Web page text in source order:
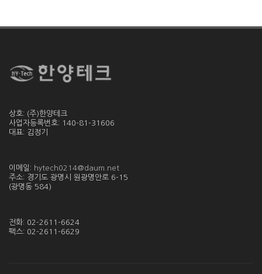
상호: (주)한양테크
사업자등록번호: 140-81-31606
대표: 김정기
이메일: hytech0214@daum.net
주소: 경기도 광명시 원광명안로 6-15
(광명동 584)
전화: 02-2611-6624
팩스: 02-2611-6629